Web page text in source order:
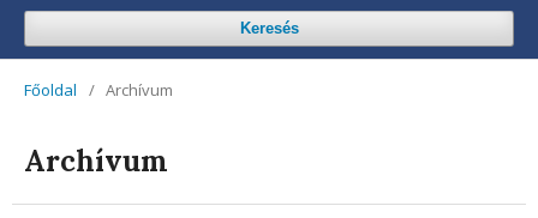
Keresés
Főoldal / Archívum
Archívum